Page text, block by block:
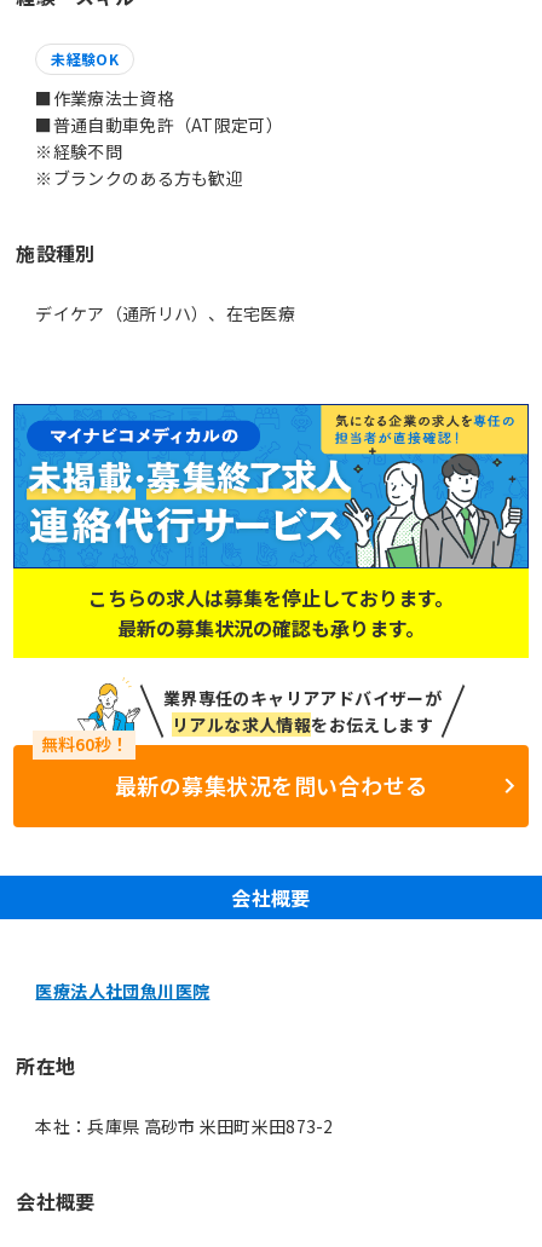
未経験OK
■作業療法士資格
■普通自動車免許（AT限定可）
※経験不問
※ブランクのある方も歓迎
施設種別
デイケア（通所リハ）、在宅医療
こちらの求人は募集を停止しております。
最新の募集状況の確認も承ります。
業界専任のキャリアアドバイザーが
リアルな求人情報をお伝えします
最新の募集状況を問い合わせる
会社概要
医療法人社団魚川医院
所在地
本社：兵庫県 高砂市 米田町米田873-2
会社概要